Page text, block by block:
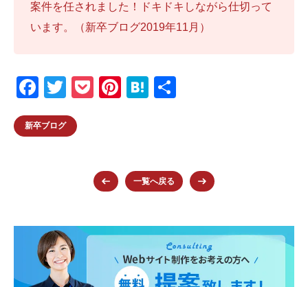
案件を任されました！ドキドキしながら仕切って
います。（新卒ブログ2019年11月）
F
a
c
k
T
wi
tt
P
Pi
st
H
a
新卒ブログ
一覧へ戻る